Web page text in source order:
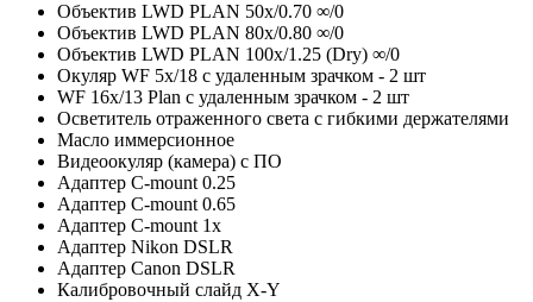
Объектив LWD PLAN 50x/0.70 ∞/0
Объектив LWD PLAN 80x/0.80 ∞/0
Объектив LWD PLAN 100x/1.25 (Dry) ∞/0
Окуляр WF 5х/18 с удаленным зрачком - 2 шт
WF 16х/13 Plan с удаленным зрачком - 2 шт
Осветитель отраженного света с гибкими держателями
Масло иммерсионное
Видеоокуляр (камера) с ПО
Адаптер С-mount 0.25
Адаптер С-mount 0.65
Адаптер С-mount 1х
Адаптер Nikon DSLR
Адаптер Canon DSLR
Калибровочный слайд X-Y